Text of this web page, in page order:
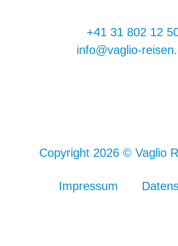
+41 31 802 12
info@vaglio-
Copyright 2026 © Vaglio
Impressum